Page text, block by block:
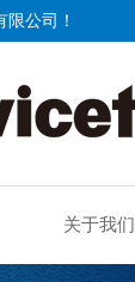
公司！
关于我们